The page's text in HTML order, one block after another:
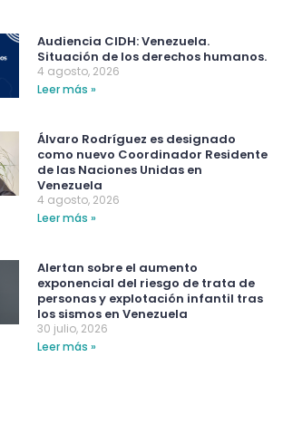
Audiencia CIDH: Venezuela.
Situación de los derechos humanos.
4 agosto, 2026
Leer más »
Álvaro Rodríguez es designado
como nuevo Coordinador Residente
de las Naciones Unidas en
Venezuela
4 agosto, 2026
Leer más »
Alertan sobre el aumento
exponencial del riesgo de trata de
personas y explotación infantil tras
los sismos en Venezuela
30 julio, 2026
Leer más »